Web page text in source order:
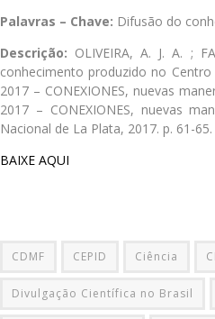
Palavras – Chave: Difusão do
Descrição: OLIVEIRA, A. J. A. ;
conhecimento produzido no
2017 – CONEXIONES, nuevas
2017 – CONEXIONES, nuevas
Nacional de La Plata, 2017. p. 61-65.
BAIXE AQUI
CDMF CEPID Ciência
Divulgação Científica no Brasil